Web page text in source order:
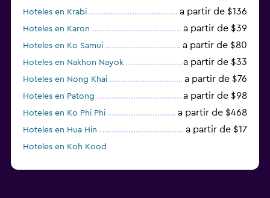
Hoteles en Krabi a partir de $136
Hoteles en Karon a partir de $39
Hoteles en Ko Samui a partir de $80
Hoteles en Nakhon Nayok a partir de $33
Hoteles en Nong Khai a partir de $76
Hoteles en Patong a partir de $98
Hoteles en Ko Phi Phi a partir de $468
Hoteles en Hua Hin a partir de $17
Hoteles en Koh Kood